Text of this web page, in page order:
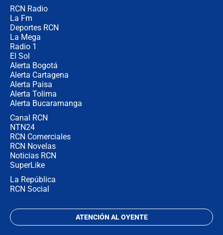
RCN Radio
La Fm
Deportes RCN
La Mega
Radio 1
El Sol
Alerta Bogotá
Alerta Cartagena
Alerta Paisa
Alerta Tolima
Alerta Bucaramanga
Canal RCN
NTN24
RCN Comerciales
RCN Novelas
Noticias RCN
SuperLike
La República
RCN Social
ATENCIÓN AL OYENTE